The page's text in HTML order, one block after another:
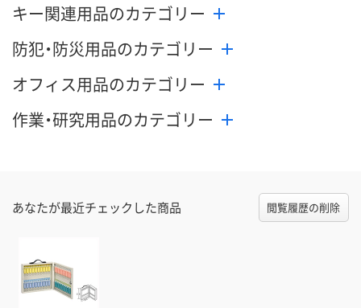
キー関連用品のカテゴリー
防犯・防災用品のカテゴリー
オフィス用品のカテゴリー
作業・研究用品のカテゴリー
あなたが最近チェックした商品 閲覧履歴の削除